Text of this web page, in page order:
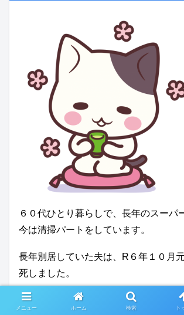
６０代ひとり暮らしで、長年のスーパ
今は清掃パートをしています。
長年別居していた夫は、R６年１０月
死しました。
（モラハラDVによる別居で、別居時
メニュー ホーム 検索 ト